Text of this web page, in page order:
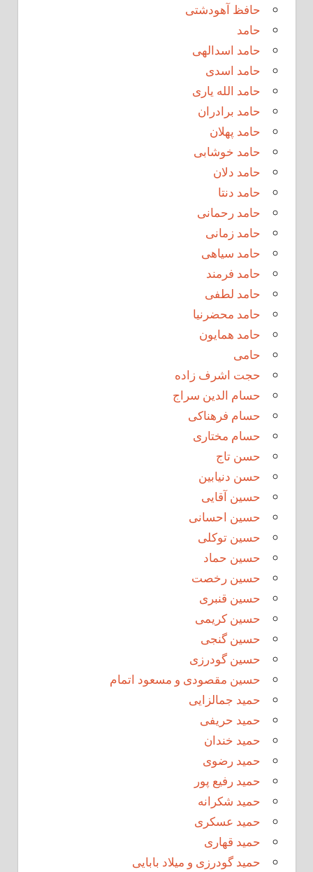
حافظ آهودشتی
حامد
حامد اسدالهی
حامد اسدی
حامد الله یاری
حامد برادران
حامد پهلان
حامد خوشابی
حامد دلان
حامد دنتا
حامد رحمانی
حامد زمانی
حامد سیاهی
حامد فرمند
حامد لطفی
حامد محضرنیا
حامد همایون
حامی
حجت اشرف زاده
حسام الدین سراج
حسام فرهناکی
حسام مختاری
حسن تاج
حسن دنیابین
حسین آقایی
حسین احسانی
حسین توکلی
حسین حماد
حسین رخصت
حسین قنبری
حسین کریمی
حسین گنجی
حسین گودرزی
حسین مقصودی و مسعود اتمام
حمید جمالزایی
حمید حریفی
حمید خندان
حمید رضوی
حمید رفیع پور
حمید شکرانه
حمید عسکری
حمید قهاری
حمید گودرزی و میلاد بابایی